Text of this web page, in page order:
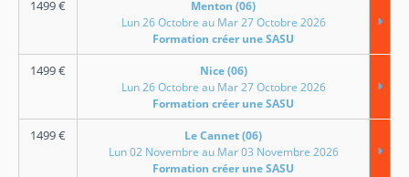
1499€
Menton (06)
Lun 26 Octobre au Mar 27 Octobre 2026
Formation créer une SASU
1499€
Nice (06)
Lun 26 Octobre au Mar 27 Octobre 2026
Formation créer une SASU
1499€
Le Cannet (06)
Lun 02 Novembre au Mar 03 Novembre 2026
Formation créer une SASU